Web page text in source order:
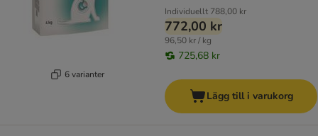
6 varianter
Individuellt 788,00 kr
772,00 kr
96,50 kr / kg
725,68 kr
Lägg till i varukorg